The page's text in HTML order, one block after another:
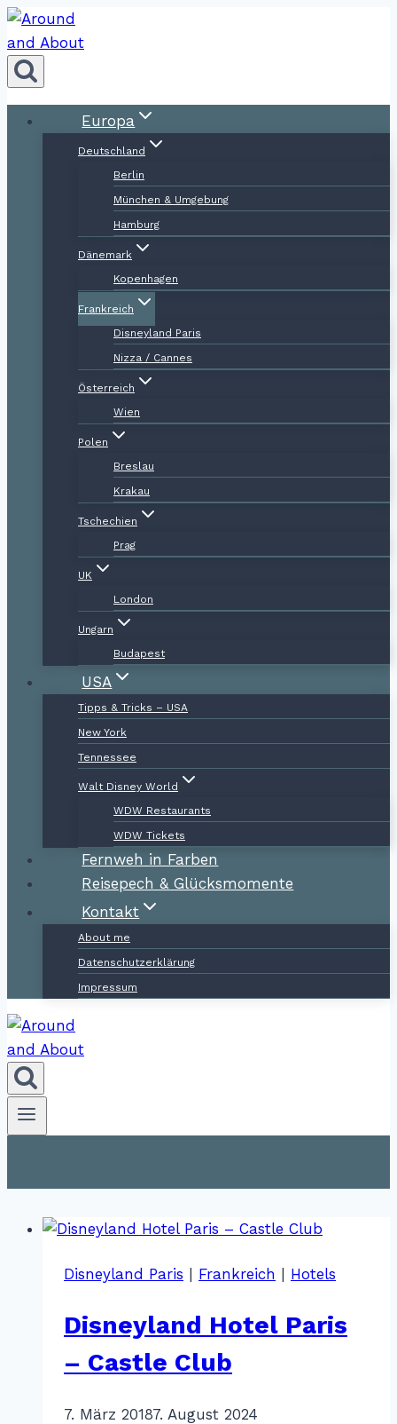
Zum
Inhalt
springen
Europa
Deutschland
Berlin
München & Umgebung
Hamburg
Dänemark
Kopenhagen
Frankreich
Disneyland Paris
Nizza / Cannes
Österreich
Wien
Polen
Breslau
Krakau
Tschechien
Prag
UK
London
Ungarn
Budapest
USA
Tipps & Tricks – USA
New York
Tennessee
Walt Disney World
WDW Restaurants
WDW Tickets
Fernweh in Farben
Reisepech & Glücksmomente
Kontakt
About me
Datenschutzerklärung
Impressum
Disneyland Paris Frankreich Hotels
Disneyland Hotel Paris
– Castle Club
VonKatharina
7. März 20187. August 2024